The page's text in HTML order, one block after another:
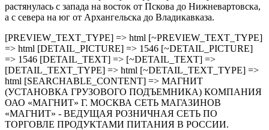
растянулась с запада на восток от Пскова до Нижневартовска,
а с севера на юг от Архангельска до Владикавказа.
[PREVIEW_TEXT_TYPE] => html [~PREVIEW_TEXT_TYPE]
=> html [DETAIL_PICTURE] => 1546 [~DETAIL_PICTURE]
=> 1546 [DETAIL_TEXT] => [~DETAIL_TEXT] =>
[DETAIL_TEXT_TYPE] => html [~DETAIL_TEXT_TYPE] =>
html [SEARCHABLE_CONTENT] => МАГНИТ
(УСТАНОВКА ГРУЗОВОГО ПОДЪЕМНИКА) КОМПАНИЯ
ОАО «МАГНИТ» Г. МОСКВА СЕТЬ МАГАЗИНОВ
«МАГНИТ» - ВЕДУЩАЯ РОЗНИЧНАЯ СЕТЬ ПО
ТОРГОВЛЕ ПРОДУКТАМИ ПИТАНИЯ В РОССИИ.